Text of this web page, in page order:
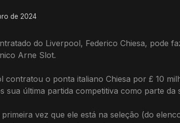
de 2024
do Liverpool, Federico Chiesa, pode
Arne Slot.
contratou o ponta italiano Chiesa por £ 10
sua última partida competitiva como parte
primeira vez que ele está na seleção (do